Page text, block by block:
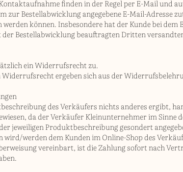
finden in der Regel per E-Mail und
zur Bestellabwicklung angegebene E-Mail-Adresse
können. Insbesondere hat der Kunde bei
Bestellabwicklung beauftragten Dritten
ein Widerrufsrecht zu.
ergeben sich aus der
des Verkäufers nichts anderes ergibt,
da der Verkäufer Kleinunternehmer im Sinne
jeweiligen Produktbeschreibung gesondert
wird/werden dem Kunden im Online-Shop des
vereinbart, ist die Zahlung sofort nach